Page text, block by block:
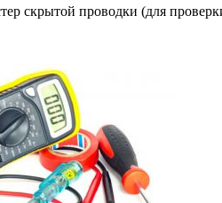
скрытой проводки (для